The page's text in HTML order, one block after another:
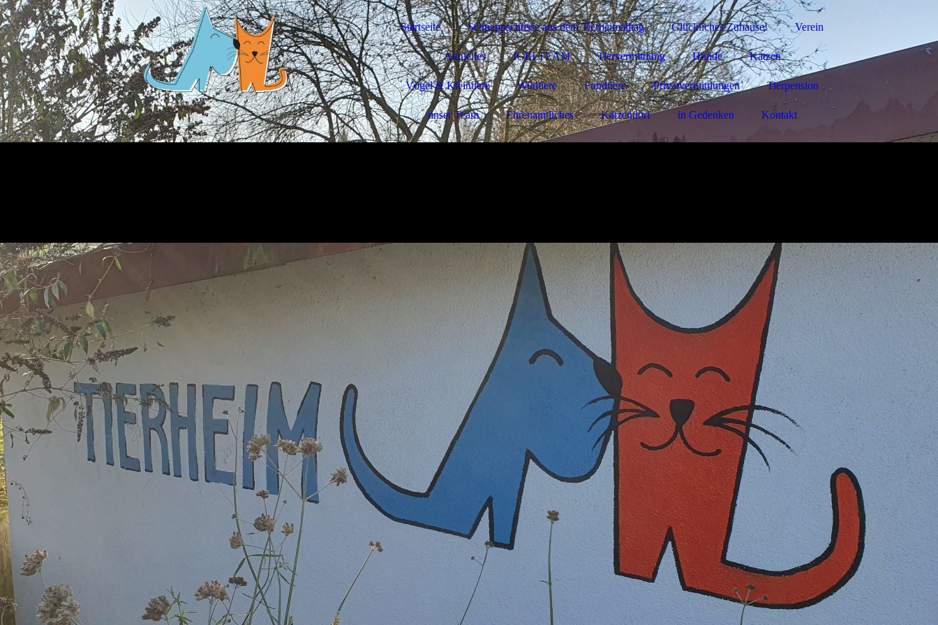
Startseite Schnappschüsse aus dem Tierheimalltag Glückliches Zuhause! Verein
Aktuelles IGELTEAM Tiervermittlung Hunde Katzen
Vögel & Kleintiere Wildtiere Fundtiere Privatvermittlungen Tierpension
unser Team Ehrenamtliches Katzendorf in Gedenken Kontakt